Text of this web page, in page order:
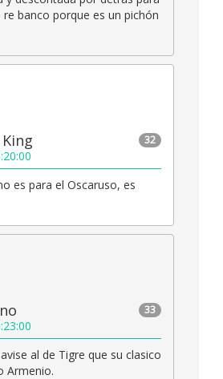
re banco porque es un pichón
32
es para el Oscaruso, es
33
al de Tigre que su clasico
Armenio.